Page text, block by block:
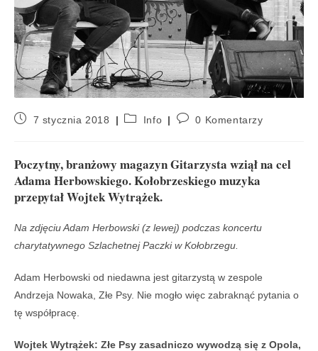
7 stycznia 2018 Info 0 Komentarzy
Poczytny, branżowy magazyn Gitarzysta wziął na cel
Adama Herbowskiego. Kołobrzeskiego muzyka
przepytał Wojtek Wytrążek.
Na zdjęciu Adam Herbowski (z lewej) podczas koncertu
charytatywnego Szlachetnej Paczki w Kołobrzegu.
Adam Herbowski od niedawna jest gitarzystą w zespole
Andrzeja Nowaka, Złe Psy. Nie mogło więc zabraknąć pytania o
tę współpracę.
Wojtek Wytrążek: Złe Psy zasadniczo wywodzą się z Opola,